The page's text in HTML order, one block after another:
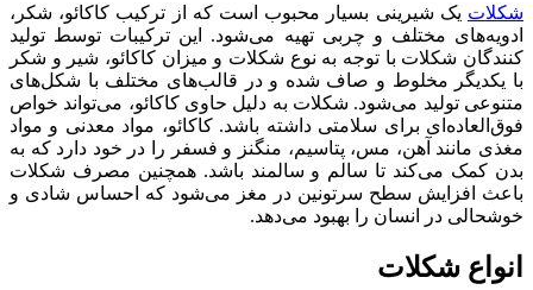
شکلات یک شیرینی بسیار محبوب است که از ترکیب کاکائو، شکر،
ادویه‌های مختلف و چربی تهیه می‌شود. این ترکیبات توسط تولید
کنندگان شکلات با توجه به نوع شکلات و میزان کاکائو، شیر و شکر
با یکدیگر مخلوط و صاف شده و در قالب‌های مختلف با شکل‌های
متنوعی تولید می‌شود. شکلات به دلیل حاوی کاکائو، می‌تواند خواص
فوق‌العاده‌ای برای سلامتی داشته باشد. کاکائو، مواد معدنی و مواد
مغذی مانند آهن، مس، پتاسیم، منگنز و فسفر را در خود دارد که به
بدن کمک می‌کند تا سالم و سالمند باشد. همچنین مصرف شکلات
باعث افزایش سطح سرتونین در مغز می‌شود که احساس شادی و
خوشحالی در انسان را بهبود می‌دهد.
انواع شکلات